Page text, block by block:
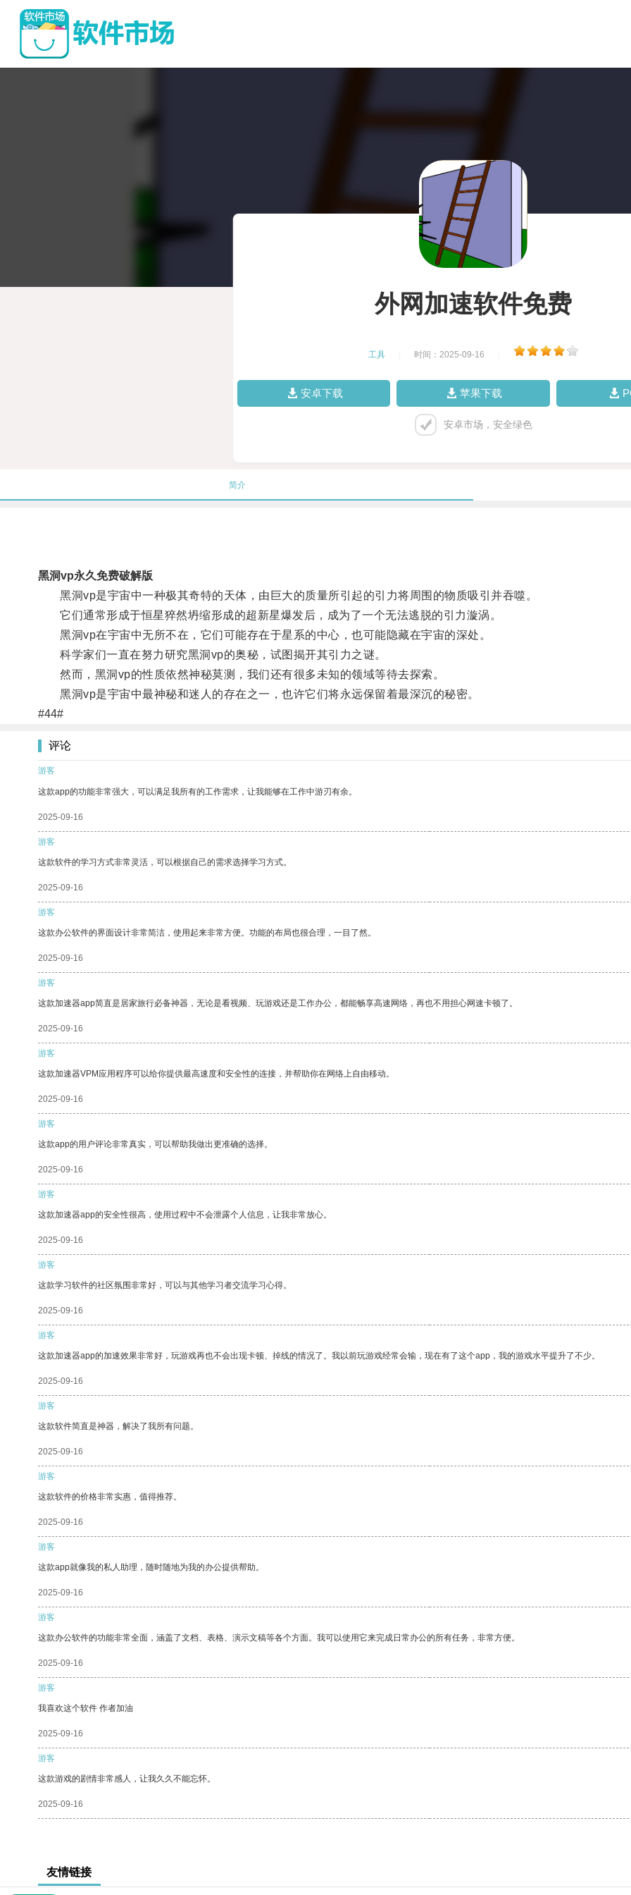
外网加速软件免费
工具 时间：2025-09-16
安卓下载 苹果下载
安卓市场，安全绿色
简介
黑洞vp永久免费破解版
黑洞vp是宇宙中一种极其奇特的天体，由巨大的质量所引起的引力将周围的物质吸引并吞噬。
它们通常形成于恒星猝然坍缩形成的超新星爆发后，成为了一个无法逃脱的引力漩涡。
黑洞vp在宇宙中无所不在，它们可能存在于星系的中心，也可能隐藏在宇宙的深处。
科学家们一直在努力研究黑洞vp的奥秘，试图揭开其引力之谜。
然而，黑洞vp的性质依然神秘莫测，我们还有很多未知的领域等待去探索。
黑洞vp是宇宙中最神秘和迷人的存在之一，也许它们将永远保留着最深沉的秘密。
#44#
评论
游客
这款app的功能非常强大，可以满足我所有的工作需求，让我能够在工作中游刃有余。
2025-09-16
游客
这款软件的学习方式非常灵活，可以根据自己的需求选择学习方式。
2025-09-16
游客
这款办公软件的界面设计非常简洁，使用起来非常方便。功能的布局也很合理，一目了然。
2025-09-16
游客
这款加速器app简直是居家旅行必备神器，无论是看视频、玩游戏还是工作办公，都能畅享高速网络，再也不用担心网速卡顿了。
2025-09-16
游客
这款加速器VPM应用程序可以给你提供最高速度和安全性的连接，并帮助你在网络上自由移动。
2025-09-16
游客
这款app的用户评论非常真实，可以帮助我做出更准确的选择。
2025-09-16
游客
这款加速器app的安全性很高，使用过程中不会泄露个人信息，让我非常放心。
2025-09-16
游客
这款学习软件的社区氛围非常好，可以与其他学习者交流学习心得。
2025-09-16
游客
这款加速器app的加速效果非常好，玩游戏再也不会出现卡顿、掉线的情况了。我以前玩游戏经常会输，现在有了这个app，我的游戏水平提升了不少。
2025-09-16
游客
这款软件简直是神器，解决了我所有问题。
2025-09-16
游客
这款软件的价格非常实惠，值得推荐。
2025-09-16
游客
这款app就像我的私人助理，随时随地为我的办公提供帮助。
2025-09-16
游客
这款办公软件的功能非常全面，涵盖了文档、表格、演示文稿等各个方面。我可以使用它来完成日常办公的所有任务，非常方便。
2025-09-16
游客
我喜欢这个软件 作者加油
2025-09-16
游客
这款游戏的剧情非常感人，让我久久不能忘怀。
2025-09-16
友情链接